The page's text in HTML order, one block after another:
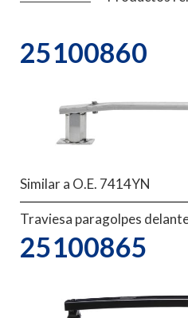
25100860
Similar a O.E. 7414YN
Traviesa paragolpes
25100865